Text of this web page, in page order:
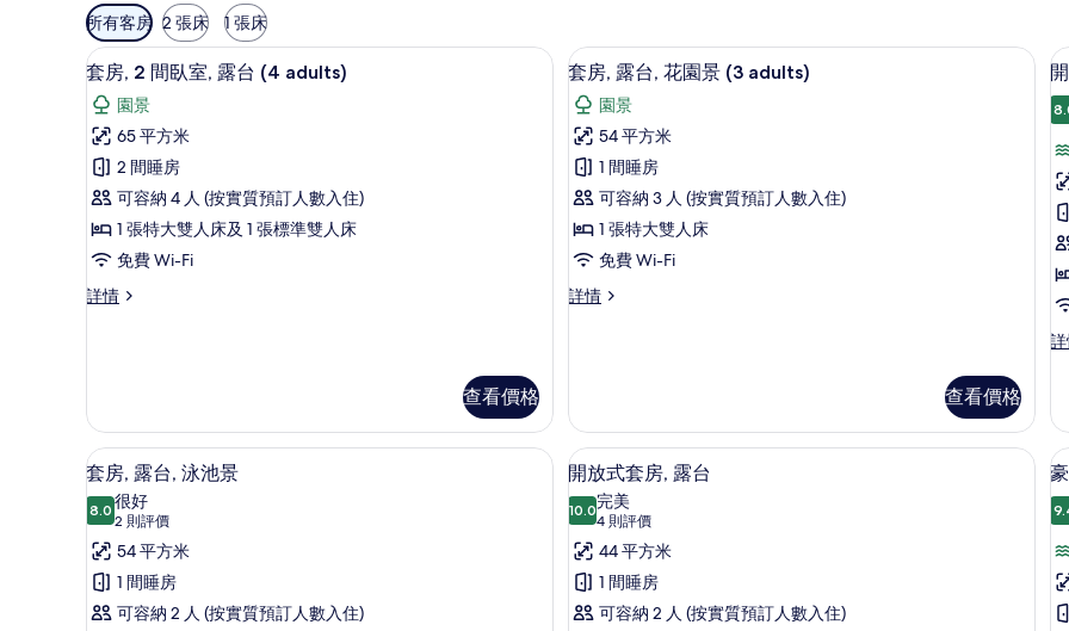
可
用
嘅
客
房
篩
選
條
件
所有客房 2 張床 1 張床
載
入
所
有
套
房,
2
間
臥
(4
adults)
的
相
片
迷你吧、房內夾萬、遮光窗簾/窗簾、隔音
17
套房, 2 間臥室, 露台 (4 adults)
園景
65 平方米
2 間睡房
可容納 4 人 (按實質預訂人數入住)
1 張特大雙人床及 1 張標準雙人床
免費 Wi-Fi
詳情
套
露
台
(4
adults)
詳
情
查看價格
載
入
所
有
套
房,
露
花
adults)
的
相
片
迷你吧、房內夾萬、遮光窗簾/窗簾、隔
10
套房, 露台, 花園景 (3 adults)
園景
54 平方米
1 間睡房
可容納 3 人 (按實質預訂人數入住)
1 張特大雙人床
免費 Wi-Fi
詳情
套
景
(3
adults)
詳
情
查看價格
開
房,
露
台,
濱
景
詳
情
載
入
所
有
套
房,
迷你吧、房內夾萬、遮光窗簾/窗簾、隔音
11
套房, 露台, 泳池景
8.08.0 分，滿分 10 分
很好
2 則評價
(2
則
評
價)
54 平方米
1 間睡房
可容納 2 人 (按實質預訂人數入住)
載
入
所
有
開
放
開放式套房, 露台 | 迷你吧、房內夾萬
13
開放式套房, 露台
10.010.0 分，滿分 10 分
完美
4 則評價
(4
則
評
價)
44 平方米
1 間睡房
可容納 2 人 (按實質預訂人數入住)